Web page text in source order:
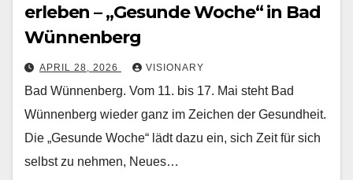
erleben – „Gesunde Woche“ in Bad
Wünnenberg
APRIL 28, 2026 VISIONARY
Bad Wünnenberg. Vom 11. bis 17. Mai steht Bad
Wünnenberg wieder ganz im Zeichen der Gesundheit.
Die „Gesunde Woche“ lädt dazu ein, sich Zeit für sich
selbst zu nehmen, Neues…